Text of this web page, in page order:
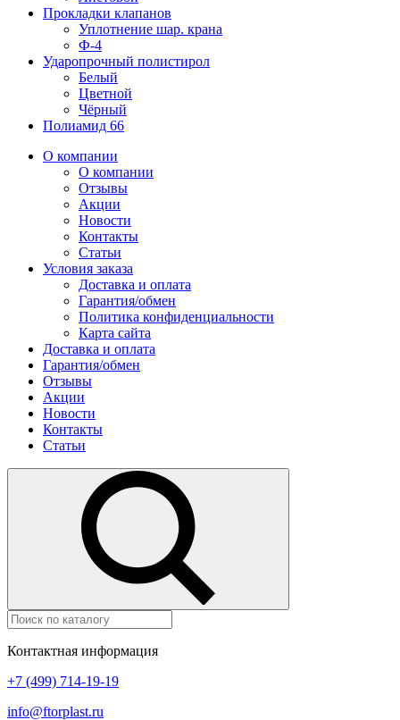
Прокладки клапанов
Уплотнение шар. крана
Ф-4
Ударопрочный полистирол
Белый
Цветной
Чёрный
Полиамид 66
О компании
О компании
Отзывы
Акции
Новости
Контакты
Статьи
Условия заказа
Доставка и оплата
Гарантия/обмен
Политика конфиденциальности
Карта сайта
Доставка и оплата
Гарантия/обмен
Отзывы
Акции
Новости
Контакты
Статьи
Контактная информация
+7 (499) 714-19-19
info@ftorplast.ru